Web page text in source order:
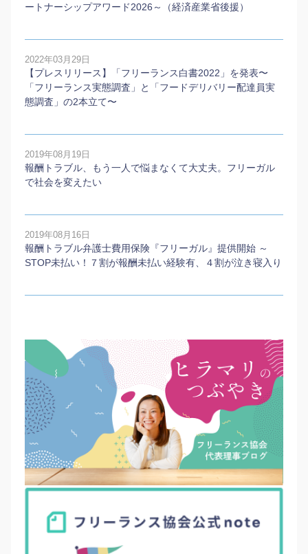
ートナーシップアワード2026～（経済産業省後援）
2022年03月29日
【プレスリリース】「フリーランス白書2022」を発表〜
「フリーランス実態調査」と「フードデリバリー配達員実
態調査」の2本⽴て〜
2019年08月19日
報酬トラブル、もう一人で悩まなくて大丈夫。フリーガル
で社会を変えたい
2019年08月16日
報酬トラブル弁護士費用保険『フリーガル』提供開始 ～
STOP未払い！７割が報酬未払い経験有、４割が泣き寝入り